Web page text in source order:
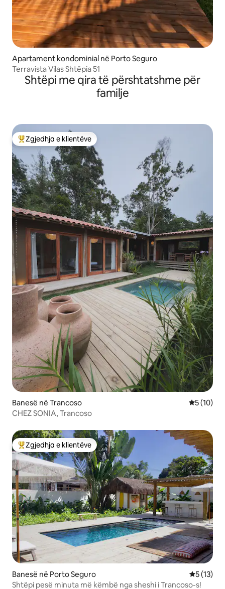
Apartament kondominial në Porto Seguro
Terravista Vilas Shtëpia 51
Shtëpi me qira të përshtatshme për
familje
Më të mirat e zgjedhjeve të klientëve
Zgjedhja e klientëve
Banesë në Trancoso Vlerësimi
5 (10)
CHEZ SONIA, Trancoso
Më të mirat e zgjedhjeve të klientëve
Zgjedhja e klientëve
Banesë në Porto Seguro Vlerësimi
5 (13)
Shtëpi pesë minuta më këmbë nga sheshi i Trancoso-s!